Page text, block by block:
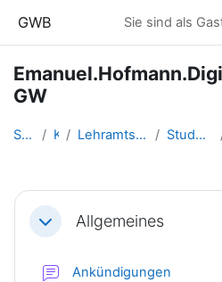
GWB Sie sind als
GW
Startseite Kurse Lehramtsausbildung GW im Clust... Studentische Lernkurse
Abschnittsübersicht
EinklappenAllgemeines
Ankündigungen